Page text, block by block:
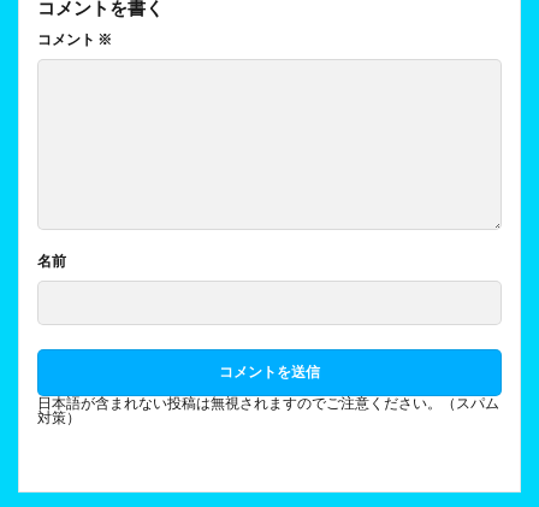
コメントを書く
コメント ※
名前
日本語が含まれない投稿は無視されますのでご注意ください。（スパム
対策）